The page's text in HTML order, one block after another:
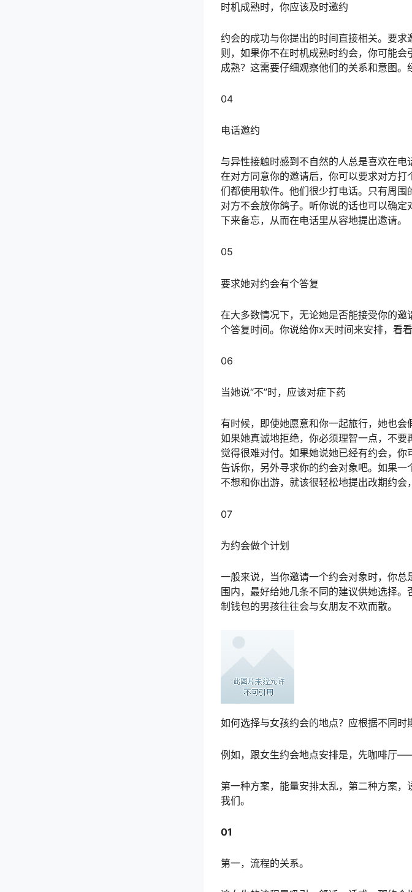
时机成熟时，你应该及时邀约
约会的成功与你提出的时间直接相关。要
则，如果你不在时机成熟时约会，你可能
成熟？这需要仔细观察他们的关系和意图。
04
电话邀约
与异性接触时感到不自然的人总是喜欢在电
在对方同意你的邀请后，你可以要求对方
们都使用软件。他们很少打电话。只有周围
对方不会放你鸽子。听你说的话也可以确
下来备忘，从而在电话里从容地提出邀请。
05
要求她对约会有个答复
在大多数情况下，无论她是否能接受你的
个答复时间。你说给你x天时间来安排，看
06
当她说“不”时，应该对症下药
有时候，即使她愿意和你一起旅行，她也会
如果她真诚地拒绝，你必须理智一点，不
觉得很难对付。如果她说她已经有约会，
告诉你，另外寻求你的约会对象吧。如果
不想和你出游，就该很轻松地提出改期约会
07
为约会做个计划
一般来说，当你邀请一个约会对象时，你
围内，最好给她几条不同的建议供她选择
制钱包的男孩往往会与女朋友不欢而散。
如何选择与女孩约会的地点？应根据不同时
例如，跟女生约会地点安排是，先咖啡
第一种方案，能量安排太乱，第二种方案
我们。
01
第一，流程的关系。